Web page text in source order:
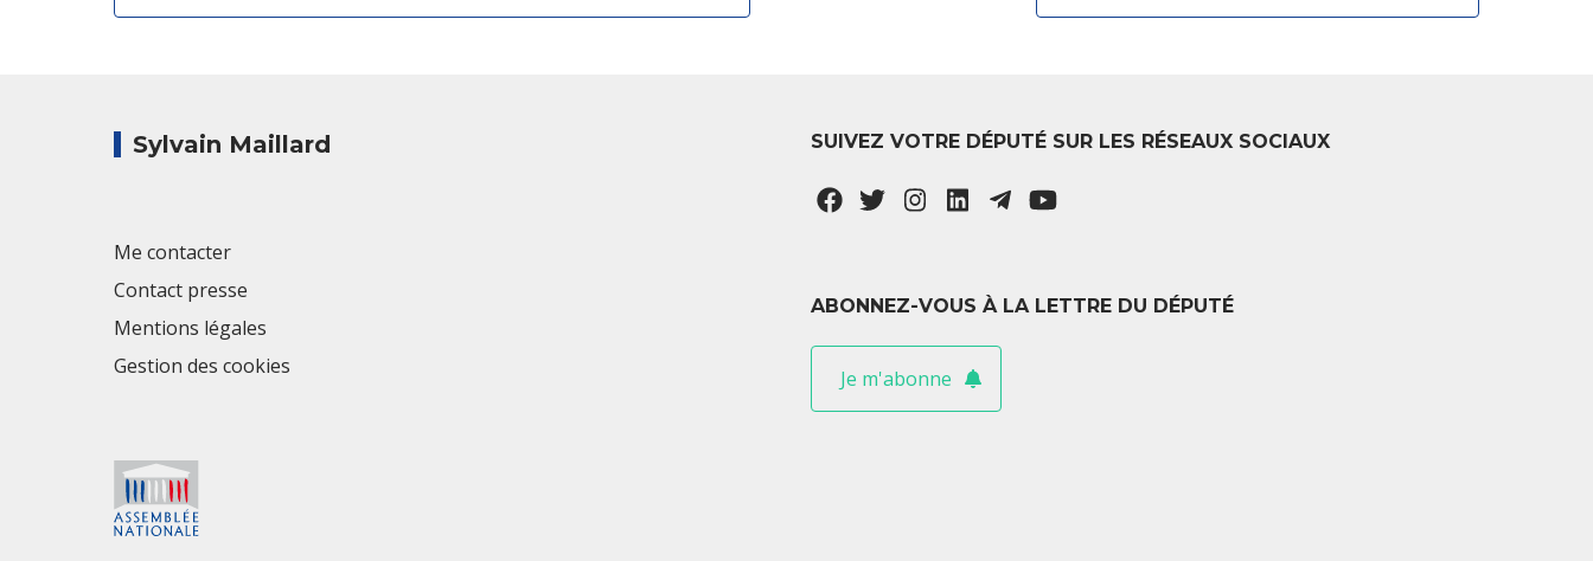
Sylvain Maillard
Me contacter
Contact presse
Mentions légales
Gestion des cookies
SUIVEZ VOTRE DÉPUTÉ SUR LES RÉSEAUX SOCIAUX
ABONNEZ-VOUS À LA LETTRE DU DÉPUTÉ
Je m'abonne